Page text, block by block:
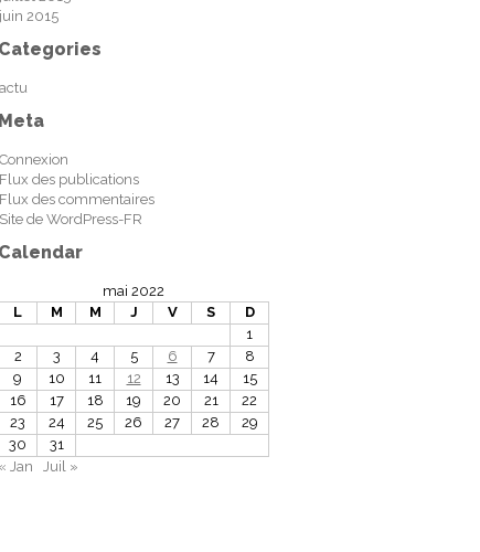
juin 2015
Categories
actu
Meta
Connexion
Flux des publications
Flux des commentaires
Site de WordPress-FR
Calendar
mai 2022
L
M M J V S
D
1
2
3 4 5 6 7
8
9
10 11 12 13 14
15
16
17 18 19 20 21
22
23
24 25 26 27 28
29
30
31
« Jan
Juil »